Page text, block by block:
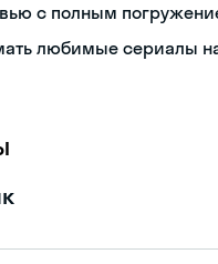
с полным
любимые сериалы